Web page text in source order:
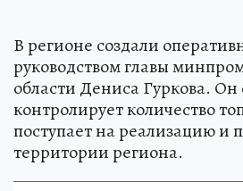
В регионе создали
руководством главы
области Дениса Гуркова.
контролирует количество
поступает на реализацию и
территории региона.